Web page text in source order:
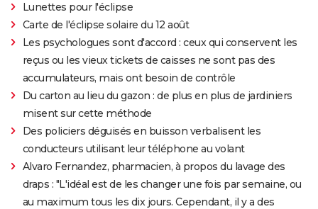
Lunettes pour l'éclipse
Carte de l'éclipse solaire du 12 août
Les psychologues sont d'accord : ceux qui conservent les
reçus ou les vieux tickets de caisses ne sont pas des
accumulateurs, mais ont besoin de contrôle
Du carton au lieu du gazon : de plus en plus de jardiniers
misent sur cette méthode
Des policiers déguisés en buisson verbalisent les
conducteurs utilisant leur téléphone au volant
Alvaro Fernandez, pharmacien, à propos du lavage des
draps : "L'idéal est de les changer une fois par semaine, ou
au maximum tous les dix jours. Cependant, il y a des